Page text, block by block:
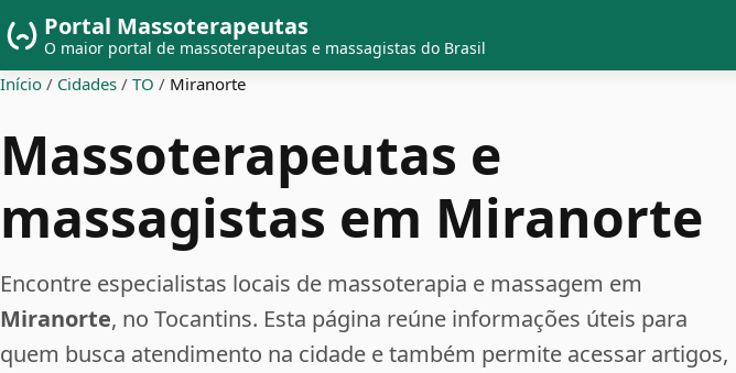
Portal Massoterapeutas
O maior portal de massoterapeutas e massagistas do Brasil
Início / Cidades / TO / Miranorte
Massoterapeutas e
massagistas em Miranorte
Encontre especialistas locais de massoterapia e massagem em
Miranorte, no Tocantins. Esta página reúne informações úteis para
quem busca atendimento na cidade e também permite acessar artigos,